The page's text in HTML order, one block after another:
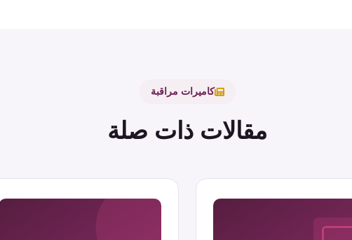
كاميرات مراقبة
مقالات ذات صلة